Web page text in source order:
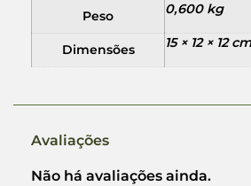
Peso 0,600 kg
Dimensões 15 × 12 × 12 cm
Avaliações
Não há avaliações ainda.